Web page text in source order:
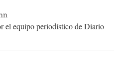
el equipo periodístico de Diario